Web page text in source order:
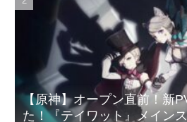
【原神】オープン直前！新
た！『テイワット』メイン